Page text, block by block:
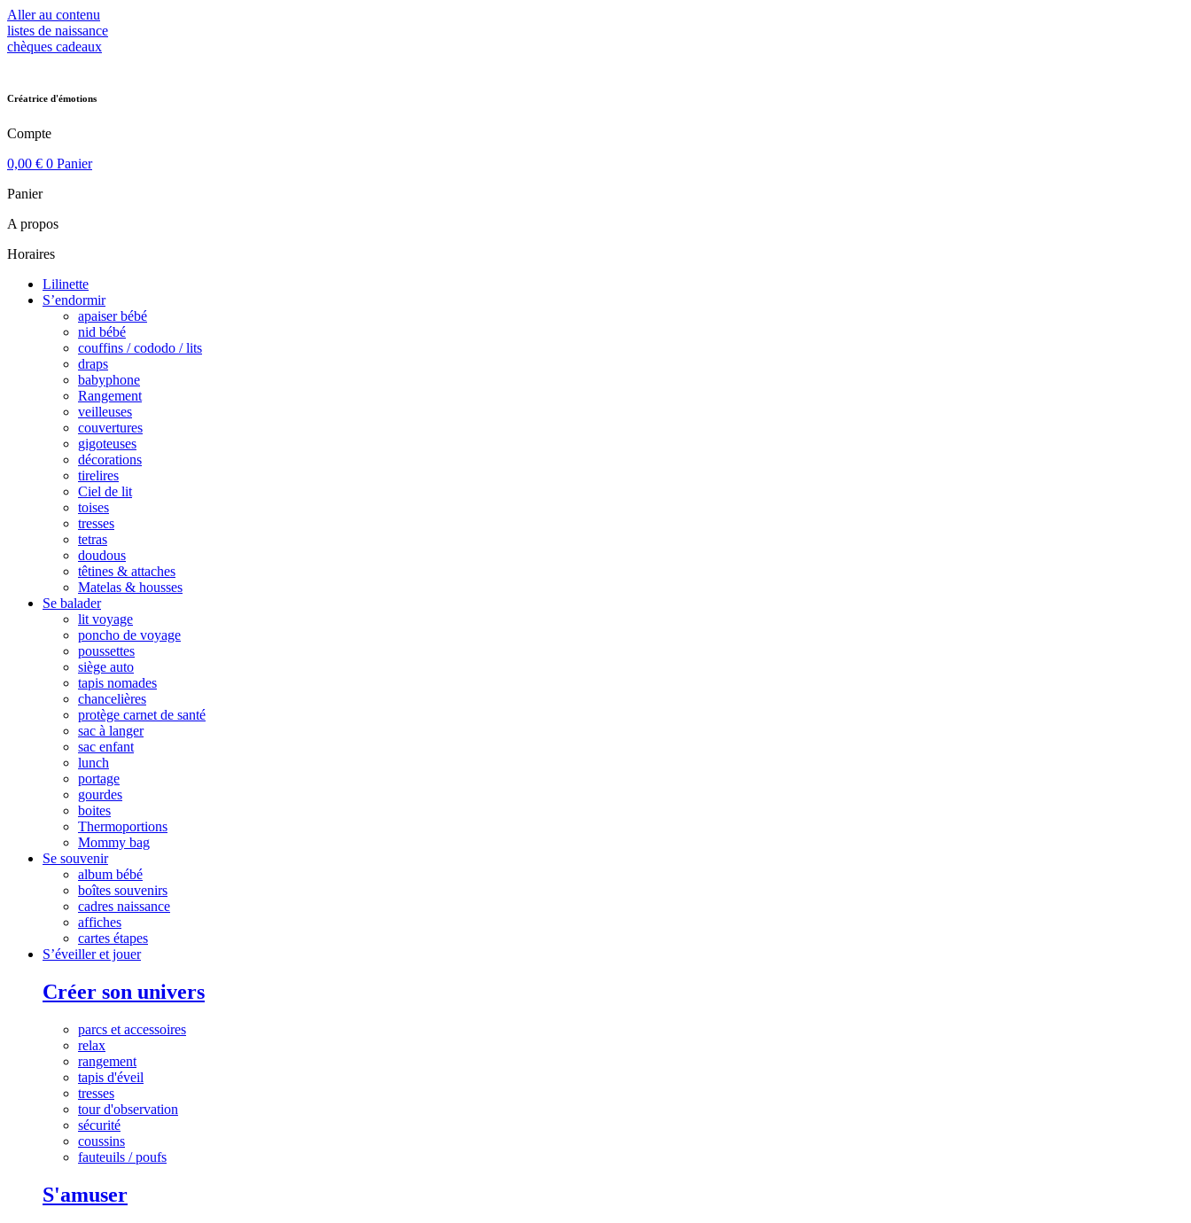
Aller au contenu
listes de naissance
chèques cadeaux
Créatrice d'émotions
Compte
0,00 € 0 Panier
Panier
A propos
Horaires
Lilinette
S’endormir
apaiser bébé
nid bébé
couffins / cododo / lits
draps
babyphone
Rangement
veilleuses
couvertures
gigoteuses
décorations
tirelires
Ciel de lit
toises
tresses
tetras
doudous
têtines & attaches
Matelas & housses
Se balader
lit voyage
poncho de voyage
poussettes
siège auto
tapis nomades
chancelières
protège carnet de santé
sac à langer
sac enfant
lunch
portage
gourdes
boites
Thermoportions
Mommy bag
Se souvenir
album bébé
boîtes souvenirs
cadres naissance
affiches
cartes étapes
S’éveiller et jouer
Créer son univers
parcs et accessoires
relax
rangement
tapis d'éveil
tresses
tour d'observation
sécurité
coussins
fauteuils / poufs
S'amuser